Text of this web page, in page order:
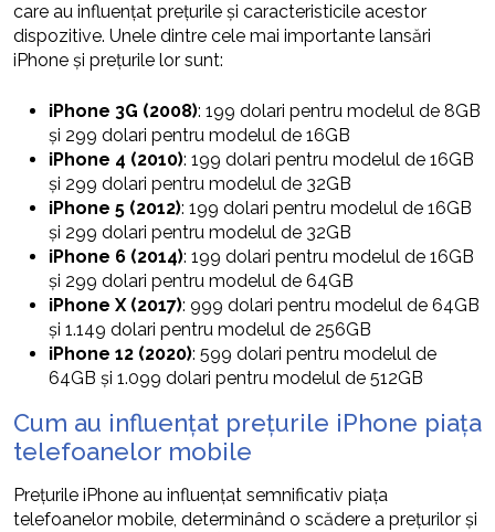
care au influențat prețurile și caracteristicile acestor
dispozitive. Unele dintre cele mai importante lansări
iPhone și prețurile lor sunt:
iPhone 3G (2008): 199 dolari pentru modelul de 8GB
și 299 dolari pentru modelul de 16GB
iPhone 4 (2010): 199 dolari pentru modelul de 16GB
și 299 dolari pentru modelul de 32GB
iPhone 5 (2012): 199 dolari pentru modelul de 16GB
și 299 dolari pentru modelul de 32GB
iPhone 6 (2014): 199 dolari pentru modelul de 16GB
și 299 dolari pentru modelul de 64GB
iPhone X (2017): 999 dolari pentru modelul de 64GB
și 1.149 dolari pentru modelul de 256GB
iPhone 12 (2020): 599 dolari pentru modelul de
64GB și 1.099 dolari pentru modelul de 512GB
Cum au influențat prețurile iPhone piața
telefoanelor mobile
Prețurile iPhone au influențat semnificativ piața
telefoanelor mobile, determinând o scădere a prețurilor și